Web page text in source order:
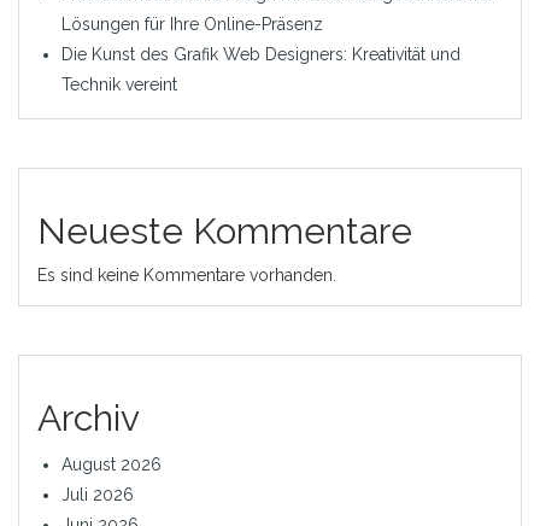
Lösungen für Ihre Online-Präsenz
Die Kunst des Grafik Web Designers: Kreativität und
Technik vereint
Neueste Kommentare
Es sind keine Kommentare vorhanden.
Archiv
August 2026
Juli 2026